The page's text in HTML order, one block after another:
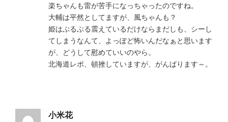
楽ちゃんも雷が苦手になっちゃったのですね。
大輔は平然としてますが、風ちゃんも？
姫はぶるぶる震えているだけならまだしも、シーし
てしまうなんて、よっぽど怖いんだなぁと思います
が、どうして慰めていいのやら。
北海道レポ、頓挫していますが、がんばります～。
小米花